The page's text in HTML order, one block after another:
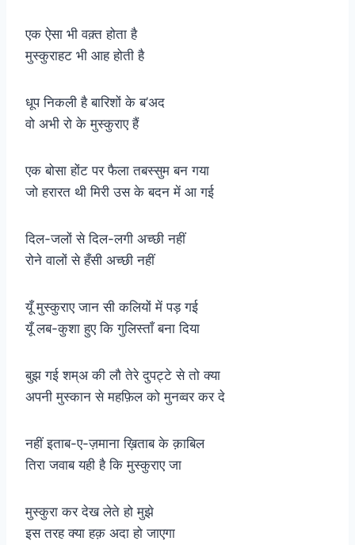
एक ऐसा भी वक़्त होता है
मुस्कुराहट भी आह होती है
धूप निकली है बारिशों के ब’अद
वो अभी रो के मुस्कुराए हैं
एक बोसा होंट पर फैला तबस्सुम बन गया
जो हरारत थी मिरी उस के बदन में आ गई
दिल-जलों से दिल-लगी अच्छी नहीं
रोने वालों से हँसी अच्छी नहीं
यूँ मुस्कुराए जान सी कलियों में पड़ गई
यूँ लब-कुशा हुए कि गुलिस्ताँ बना दिया
बुझ गई शम्अ की लौ तेरे दुपट्टे से तो क्या
अपनी मुस्कान से महफ़िल को मुनव्वर कर दे
नहीं इताब-ए-ज़माना ख़िताब के क़ाबिल
तिरा जवाब यही है कि मुस्कुराए जा
मुस्कुरा कर देख लेते हो मुझे
इस तरह क्या हक़ अदा हो जाएगा